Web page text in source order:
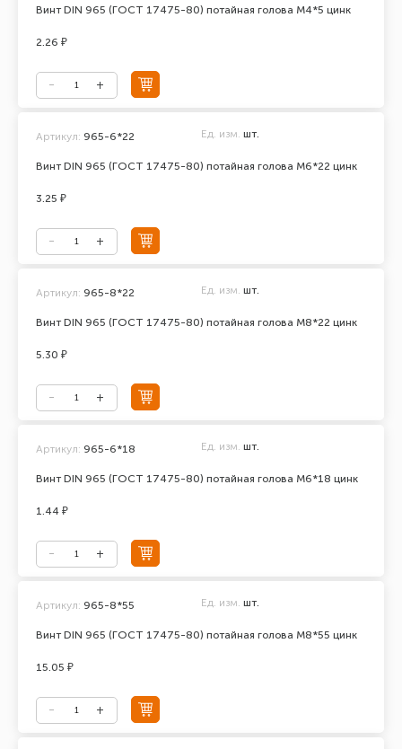
Винт DIN 965 (ГОСТ 17475-80) потайная голова М4*5 цинк
2.26 ₽
Винт DIN 965 (ГОСТ 17475-80) потайная голова М6*22 цинк
Артикул: 965-6*22 Ед. изм. шт.
3.25 ₽
Винт DIN 965 (ГОСТ 17475-80) потайная голова М8*22 цинк
Артикул: 965-8*22 Ед. изм. шт.
5.30 ₽
Винт DIN 965 (ГОСТ 17475-80) потайная голова М6*18 цинк
Артикул: 965-6*18 Ед. изм. шт.
1.44 ₽
Винт DIN 965 (ГОСТ 17475-80) потайная голова М8*55 цинк
Артикул: 965-8*55 Ед. изм. шт.
15.05 ₽